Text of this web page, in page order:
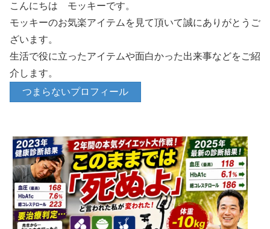
こんにちは モッキーです。
モッキーのお気楽アイテムを見て頂いて誠にありがとうご
ざいます。
生活で役に立ったアイテムや面白かった出来事などをご紹
介します。
つまらないプロフィール